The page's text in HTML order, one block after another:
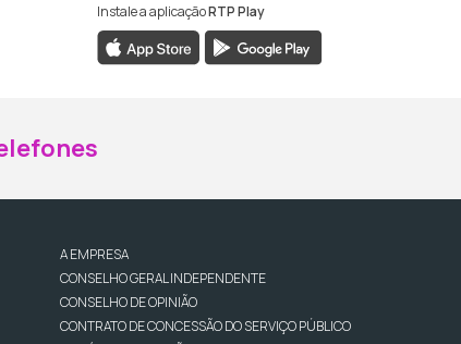
da RTP Madeira
da RTP Madeira
Instale a aplicaçãoRTP Play
A EMPRESA
CONSELHO GERAL INDEPENDENTE
CONSELHO DE OPINIÃO
CONTRATO DE CONCESSÃO DO SERVIÇO PÚBLICO